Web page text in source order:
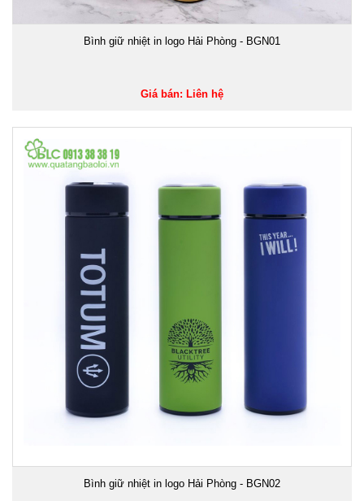
Bình giữ nhiệt in logo Hải Phòng - BGN01
Giá bán: Liên hệ
Bình giữ nhiệt in logo Hải Phòng - BGN02